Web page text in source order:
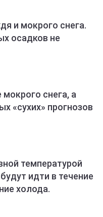
и мокрого снега.
осадков не
снега, а
«сухих» прогнозов
температурой
идти в течение
холода.